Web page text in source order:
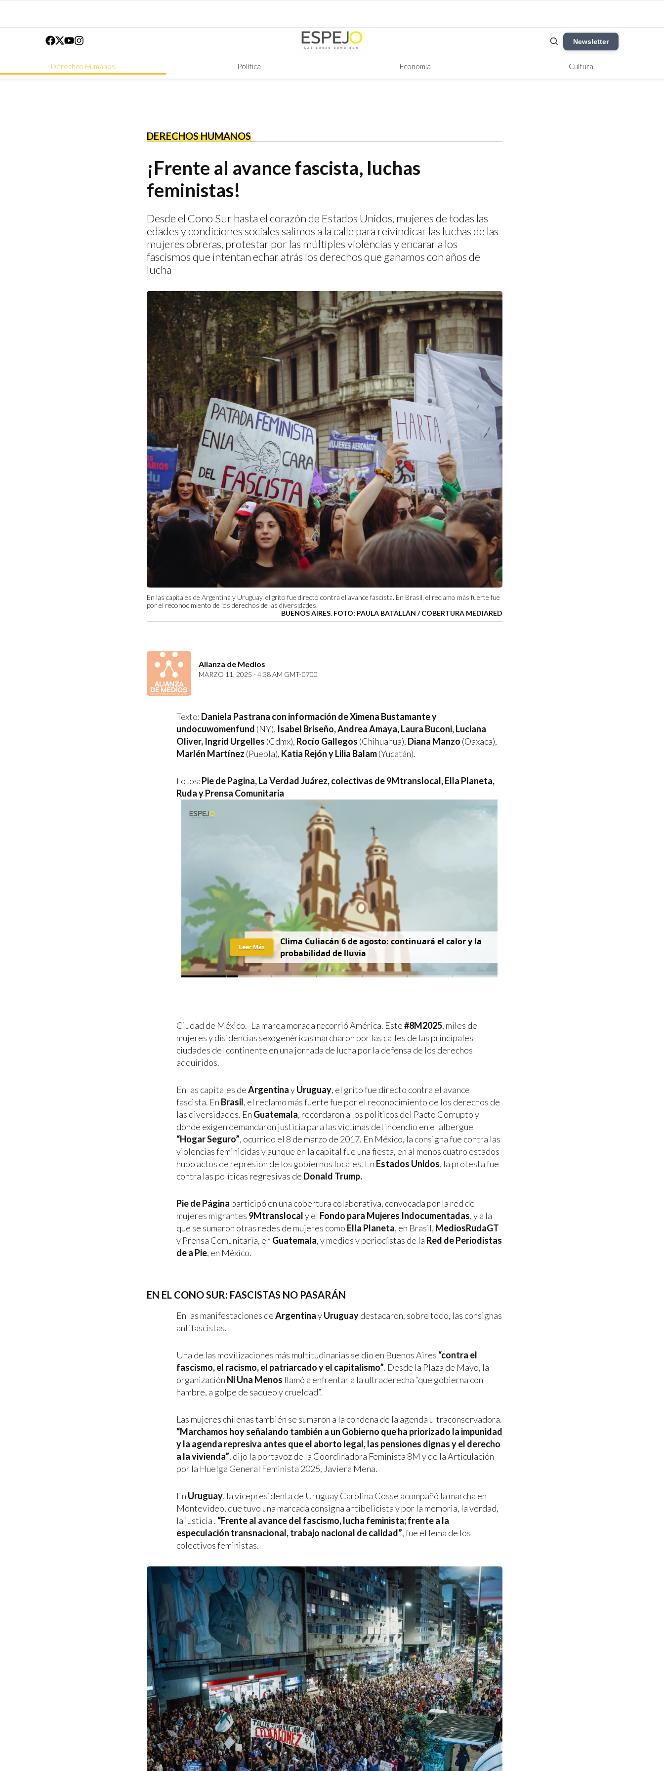
Newsletter
Derechos Humanos Política Economía Cultura
DERECHOS HUMANOS
¡Frente al avance fascista, luchas
feministas!
Desde el Cono Sur hasta el corazón de Estados Unidos, mujeres de todas las
edades y condiciones sociales salimos a la calle para reivindicar las luchas de las
mujeres obreras, protestar por las múltiples violencias y encarar a los
fascismos que intentan echar atrás los derechos que ganamos con años de
lucha
En las capitales de Argentina y Uruguay, el grito fue directo contra el avance fascista. En Brasil, el reclamo más fuerte fue
por el reconocimiento de los derechos de las diversidades.
BUENOS AIRES. FOTO: PAULA BATALLÁN / COBERTURA MEDIARED
Alianza de Medios
MARZO 11, 2025 - 4:38 AM GMT-0700
Texto: Daniela Pastrana con información de Ximena Bustamante y
undocuwomenfund (NY), Isabel Briseño, Andrea Amaya, Laura Buconi, Luciana
Oliver, Ingrid Urgelles (Cdmx), Rocío Gallegos (Chihuahua), Diana Manzo (Oaxaca),
Marlén Martínez (Puebla), Katia Rejón y Lilia Balam(Yucatán).
Fotos: Pie de Pagina, La Verdad Juárez, colectivas de 9Mtranslocal, Ella Planeta,
Ruda y Prensa Comunitaria
Clima Culiacán 6 de agosto: continuará el calor y la
probabilidad de lluvia
Leer Más
Ciudad de México.- La marea morada recorrió América. Este#8M2025, miles de
mujeres y disidencias sexogenéricas marcharon por las calles de las principales
ciudades del continente en una jornada de lucha por la defensa de los derechos
adquiridos.
En las capitales deArgentinayUruguay, el grito fue directo contra el avance
fascista. En Brasil, el reclamo más fuerte fue por el reconocimiento de los derechos de
las diversidades. En Guatemala, recordaron a los políticos del Pacto Corrupto y
dónde exigen demandaron justicia para las víctimas del incendio en el albergue
“Hogar Seguro”, ocurrido el 8 de marzo de 2017. En México, la consigna fue contra las
violencias feminicidas y aunque en la capital fue una fiesta, en al menos cuatro estados
hubo actos de represión de los gobiernos locales. En Estados Unidos, la protesta fue
contra las políticas regresivas de Donald Trump.
Pie de Página participó en una cobertura colaborativa, convocada por la red de
mujeres migrantes 9Mtranslocaly el Fondo para Mujeres Indocumentadas, y a la
que se sumaron otras redes de mujeres como Ella Planeta, en Brasil, MediosRudaGT
y Prensa Comunitaria, en Guatemala, y medios y periodistas de la Red de Periodistas
de a Pie, en México.
EN EL CONO SUR: FASCISTAS NO PASARÁN
En las manifestaciones deArgentinayUruguaydestacaron, sobre todo, las consignas
antifascistas.
Una de las movilizaciones más multitudinarias se dio en Buenos Aires “contra el
fascismo, el racismo, el patriarcado y el capitalismo”. Desde la Plaza de Mayo, la
organización Ni Una Menos llamó a enfrentar a la ultraderecha “que gobierna con
hambre, a golpe de saqueo y crueldad”.
Las mujeres chilenas también se sumaron a la condena de la agenda ultraconservadora.
“Marchamos hoy señalando también a un Gobierno que ha priorizado la impunidad
y la agenda represiva antes que el aborto legal, las pensiones dignas y el derecho
a la vivienda”, dijo la portavoz de la Coordinadora Feminista 8M y de la Articulación
por la Huelga General Feminista 2025, Javiera Mena.
En Uruguay, la vicepresidenta de Uruguay Carolina Cosse acompañó la marcha en
Montevideo, que tuvo una marcada consigna antibelicista y por la memoria, la verdad,
la justicia . “Frente al avance del fascismo, lucha feminista; frente a la
especulación transnacional, trabajo nacional de calidad”, fue el lema de los
colectivos feministas.